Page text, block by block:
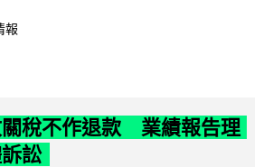
報
稅不作退款 業績報告理
訟